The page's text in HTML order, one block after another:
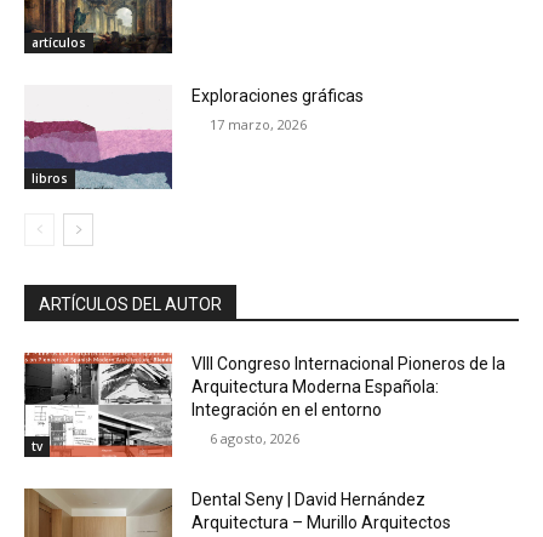
artículos
libros
Exploraciones gráficas
17 marzo, 2026
ARTÍCULOS DEL AUTOR
tv
VIII Congreso Internacional Pioneros de la
Arquitectura Moderna Española:
Integración en el entorno
6 agosto, 2026
Dental Seny | David Hernández
Arquitectura – Murillo Arquitectos